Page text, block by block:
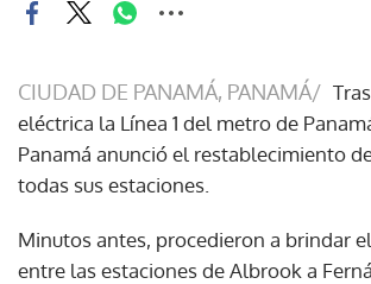
CIUDAD DE PANAMÁ, PANAMÁ/
eléctrica la Línea 1 del metro de
Panamá anunció el restablecimiento
todas sus estaciones.
Minutos antes, procedieron a brindar
entre las estaciones de Albrook a